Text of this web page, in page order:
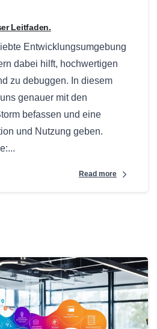
Leitfaden.
Entwicklungsumgebung
dabei hilft, hochwertigen
zu debuggen. In diesem
genauer mit den
befassen und eine
und Nutzung geben.
Read more